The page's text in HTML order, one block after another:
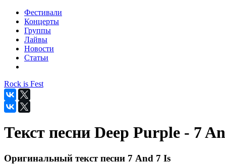
Фестивали
Концерты
Группы
Лайвы
Новости
Статьи
Rock is Fest
Текст песни Deep Purple - 7
Оригинальный текст песни 7 And 7 Is